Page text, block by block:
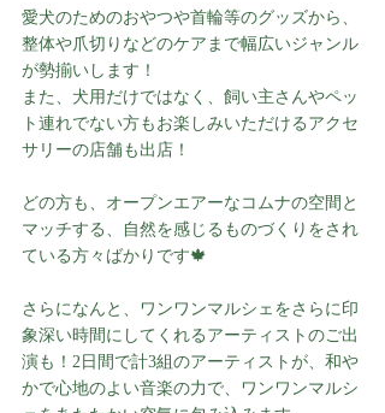
愛犬のためのおやつや首輪等のグッズから、
整体や爪切りなどのケアまで幅広いジャンル
が勢揃いします！
また、犬用だけではなく、飼い主さんやペッ
ト連れでない方もお楽しみいただけるアクセ
サリーの店舗も出店！
どの方も、オープンエアーなコムナの空間と
マッチする、自然を感じるものづくりをされ
ている方々ばかりです🍁
さらになんと、ワンワンマルシェをさらに印
象深い時間にしてくれるアーティストのご出
演も！2日間で計3組のアーティストが、和や
かで心地のよい音楽の力で、ワンワンマルシ